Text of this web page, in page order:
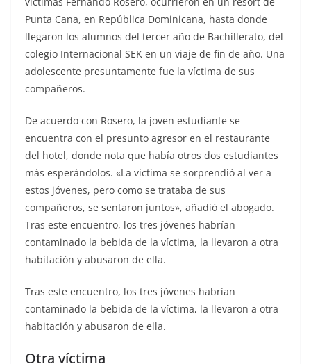
Punta Cana, en República Dominicana, hasta donde
llegaron los alumnos del tercer año de Bachillerato, del
colegio Internacional SEK en un viaje de fin de año. Una
adolescente presuntamente fue la víctima de sus
compañeros.
De acuerdo con Rosero, la joven estudiante se
encuentra con el presunto agresor en el restaurante
del hotel, donde nota que había otros dos estudiantes
más esperándolos. «La víctima se sorprendió al ver a
estos jóvenes, pero como se trataba de sus
compañeros, se sentaron juntos», añadió el abogado.
Tras este encuentro, los tres jóvenes habrían
contaminado la bebida de la víctima, la llevaron a otra
habitación y abusaron de ella.
Tras este encuentro, los tres jóvenes habrían
contaminado la bebida de la víctima, la llevaron a otra
habitación y abusaron de ella.
Otra víctima